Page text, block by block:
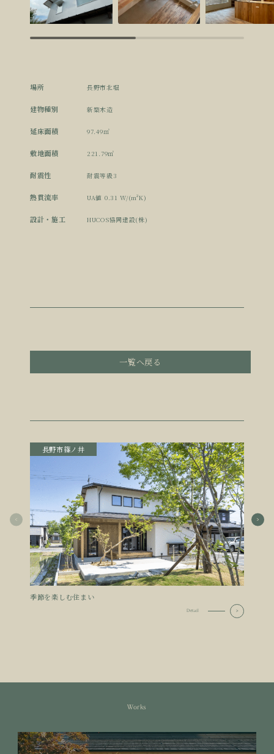
場所 長野市北堀
建物種別 新築木造
延床面積 97.49㎡
敷地面積 221.79㎡
耐震性 耐震等級3
熱貫流率 UA値 0.31 W/(m²K)
設計・施工 HUCOS協同建設(株)
一覧へ戻る
長野市篠ノ井
季節を楽しむ住まい
Detail
Works